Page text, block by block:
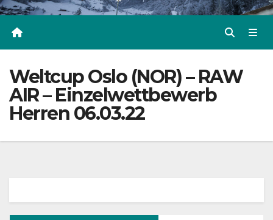
Weltcup Oslo (NOR) – RAW
AIR – Einzelwettbewerb
Herren 06.03.22